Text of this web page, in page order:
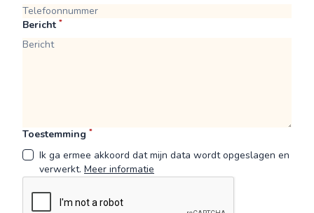
Bericht *
Toestemming *
Ik ga ermee akkoord dat mijn data wordt opgeslagen en
verwerkt. Meer informatie